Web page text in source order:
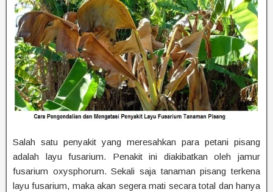
Salah satu penyakit yang meresahkan para petani pisang
adalah layu fusarium. Penakit ini diakibatkan oleh jamur
fusarium oxysphorum. Sekali saja tanaman pisang terkena
layu fusarium, maka akan segera mati secara total dan hanya